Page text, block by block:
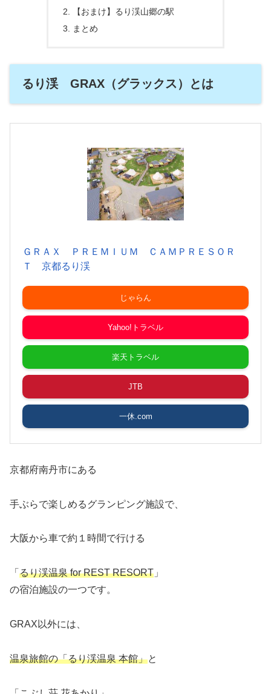
【おまけ】るり渓山郷の駅
まとめ
るり渓 GRAX（グラックス）とは
ＧＲＡＸ ＰＲＥＭＩＵＭ ＣＡＭＰＲＥＳＯＲ
Ｔ 京都るり渓
じゃらん
Yahoo!トラベル
楽天トラベル
JTB
一休.com
京都府南丹市にある
手ぶらで楽しめるグランピング施設で、
大阪から車で約１時間で行ける
「 るり渓温泉 for REST RESORT 」
の宿泊施設の一つです。
GRAX以外には、
温泉旅館の「るり渓温泉 本館」と